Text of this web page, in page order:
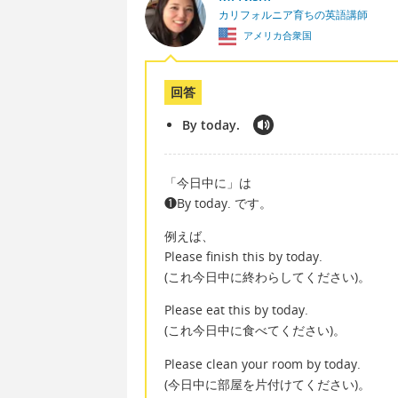
カリフォルニア育ちの英語講師
アメリカ合衆国
回答
By today.
「今日中に」は
❶By today. です。
例えば、
Please finish this by today.
(これ今日中に終わらしてください)。
Please eat this by today.
(これ今日中に食べてください)。
Please clean your room by today.
(今日中に部屋を片付けてください)。